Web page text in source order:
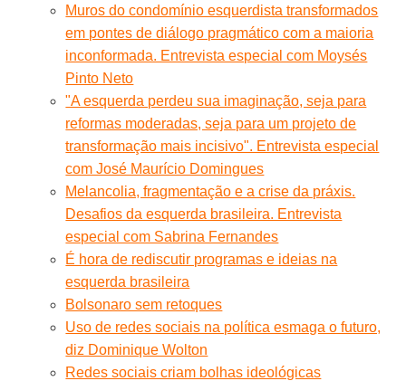
Muros do condomínio esquerdista transformados
em pontes de diálogo pragmático com a maioria
inconformada. Entrevista especial com Moysés
Pinto Neto
"A esquerda perdeu sua imaginação, seja para
reformas moderadas, seja para um projeto de
transformação mais incisivo". Entrevista especial
com José Maurício Domingues
Melancolia, fragmentação e a crise da práxis.
Desafios da esquerda brasileira. Entrevista
especial com Sabrina Fernandes
É hora de rediscutir programas e ideias na
esquerda brasileira
Bolsonaro sem retoques
Uso de redes sociais na política esmaga o futuro,
diz Dominique Wolton
Redes sociais criam bolhas ideológicas